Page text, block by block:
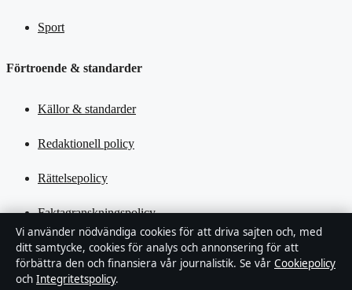
Sport
Förtroende & standarder
Källor & standarder
Redaktionell policy
Rättelsepolicy
Faktagranskningspolicy
Ägande & finansiering
Integritetspolicy
Vi använder nödvändiga cookies för att driva sajten och, med
ditt samtycke, cookies för analys och annonsering för att
förbättra den och finansiera vår journalistik. Se vår Cookiepolicy
och Integritetspolicy.